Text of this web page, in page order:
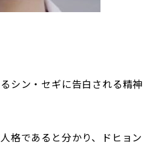
シン・セギに告白される精神
格であると分かり、ドヒョン